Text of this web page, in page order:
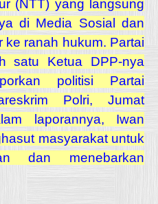
(NTT) yang langsung
di Media Sosial dan
ke ranah hukum. Partai
satu Ketua DPP-nya
politisi Partai
Polri, Jumat
laporannya, Iwan
masyarakat untuk
dan menebarkan